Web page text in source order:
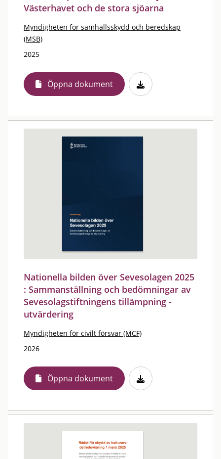
Västerhavet och de stora sjöarna
Myndigheten för samhällsskydd och beredskap
(MSB)
2025
Öppna dokument
Nationella bilden över Sevesolagen 2025
: Sammanställning och bedömningar av
Sevesolagstiftningens tillämpning -
utvärdering
Myndigheten för civilt försvar (MCF)
2026
Öppna dokument